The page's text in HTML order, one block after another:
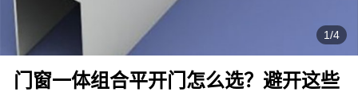
1/4
门窗一体组合平开门怎么选？避开这些